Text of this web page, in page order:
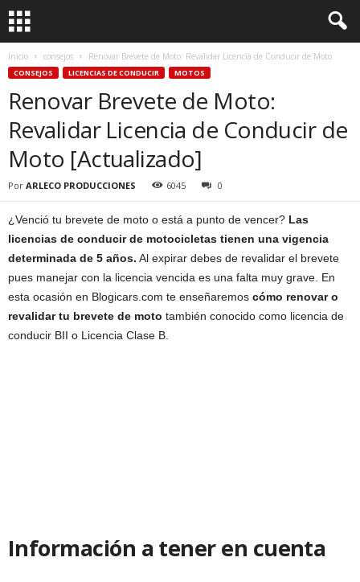
Inicio consejos Renovar Brevete de Moto: Revalidar Licencia de Conducir de Moto
CONSEJOS LICENCIAS DE CONDUCIR MOTOS
Renovar Brevete de Moto:
Revalidar Licencia de Conducir de
Moto [Actualizado]
Por ARLECO PRODUCCIONES 6045 0
¿Venció tu brevete de moto o está a punto de vencer? Las
licencias de conducir de motocicletas tienen una vigencia
determinada de 5 años. Al expirar debes de revalidar el brevete
pues manejar con la licencia vencida es una falta muy grave. En
esta ocasión en Blogicars.com te enseñaremos cómo renovar o
revalidar tu brevete de moto también conocido como licencia de
conducir BII o Licencia Clase B.
Información a tener en cuenta